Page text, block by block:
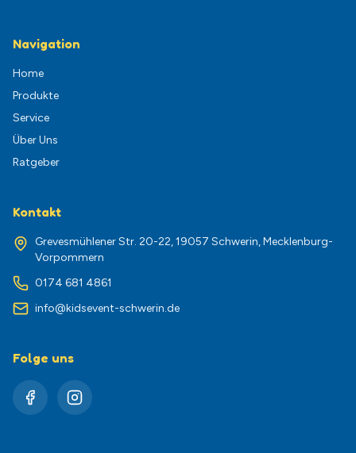
Navigation
Home
Produkte
Service
Über Uns
Ratgeber
Kontakt
Grevesmühlener Str. 20-22, 19057 Schwerin, Mecklenburg-
Vorpommern
0174 681 4861
info@kidsevent-schwerin.de
Folge uns